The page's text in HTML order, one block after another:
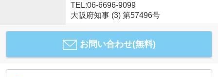
TEL:06-6696-9099
大阪府知事 (3) 第57496号
お問い合わせ(無料)